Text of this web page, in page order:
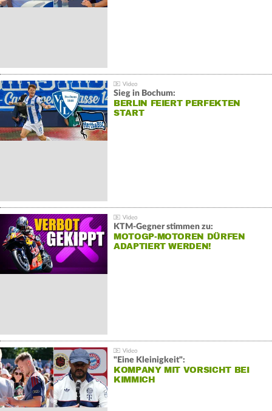
Sieg in Bochum:
BERLIN FEIERT PERFEKTEN
START
KTM-Gegner stimmen zu:
MOTOGP-MOTOREN DÜRFEN
ADAPTIERT WERDEN!
"Eine Kleinigkeit":
KOMPANY MIT VORSICHT BEI
KIMMICH